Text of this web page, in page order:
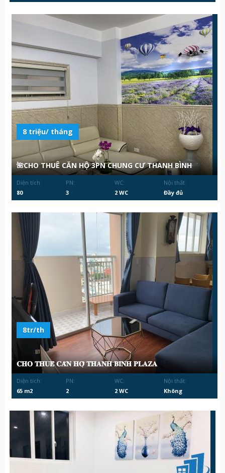
8 triệu/ tháng
🌺CHO THUÊ CĂN HỘ 3PN CHUNG CƯ THANH BÌNH
Diện tích:
80
PN:
3
WC:
2 WC
Nội thất:
Đầy đủ
8tr/th
𝐂𝐇𝐎 𝐓𝐇𝐔𝐄̂ 𝐂𝐀̆𝐍 𝐇𝐎̣̂ 𝐓𝐇𝐀𝐍𝐇 𝐁𝐈̀𝐍𝐇 𝐏𝐋𝐀𝐙𝐀
Diện tích:
65 m2
PN:
2
WC:
2 WC
Nội thất:
Không